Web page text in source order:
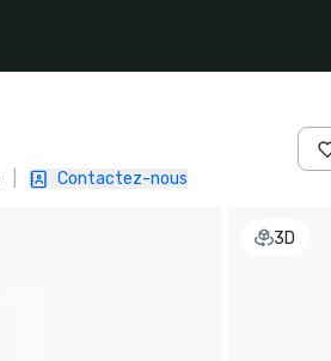
Contactez-nous
3D